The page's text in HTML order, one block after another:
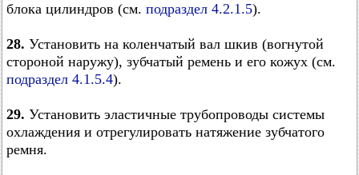
блока цилиндров (см. подраздел 4.2.1.5).
28. Установить на коленчатый вал шкив (вогнутой
стороной наружу), зубчатый ремень и его кожух (см.
подраздел 4.1.5.4).
29. Установить эластичные трубопроводы системы
охлаждения и отрегулировать натяжение зубчатого
ремня.